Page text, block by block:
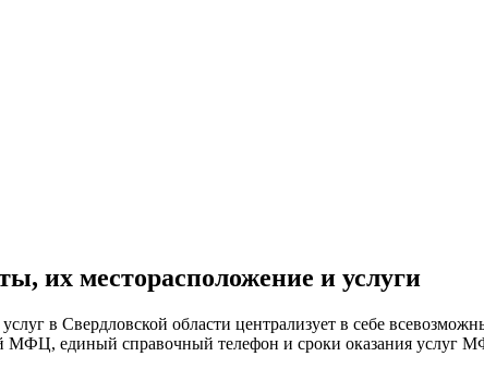
их месторасположение и услуги
в Свердловской области централизует в себе
МФЦ, единый справочный телефон и сроки оказания услуг